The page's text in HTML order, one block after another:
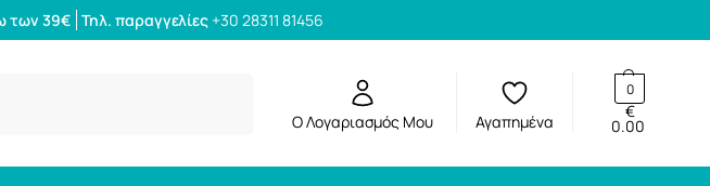
των 39€ Τηλ. παραγγελίες +30 28311 81456
Ο Λογαριασμός Μου Αγαπημένα 0.00
€
0